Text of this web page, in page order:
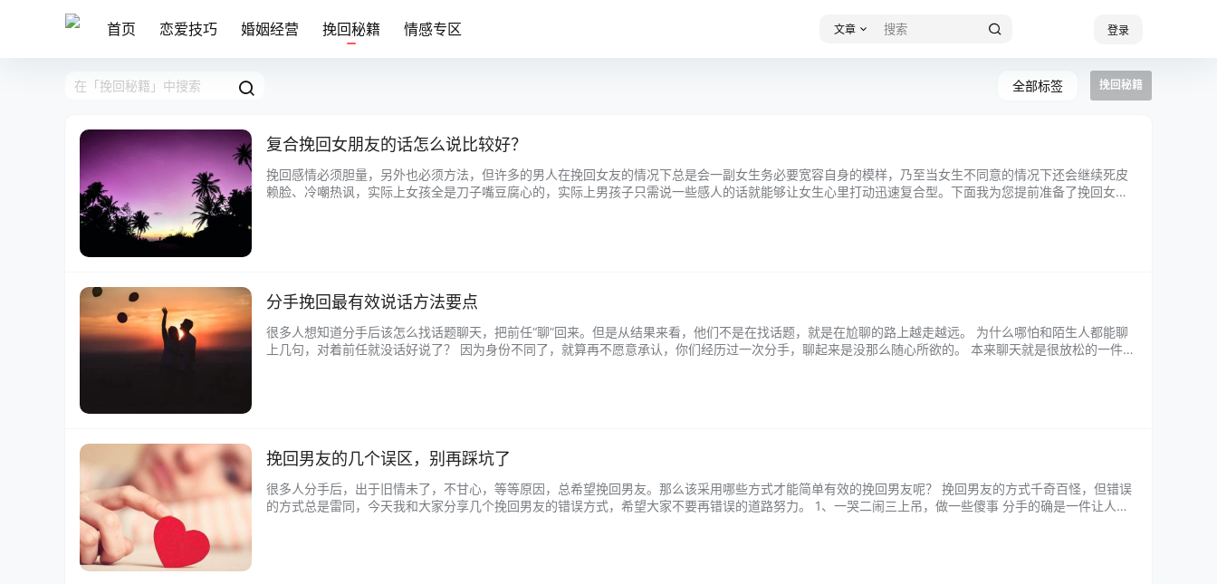
首页 恋爱技巧 婚姻经营 挽回秘籍 情感专区 文章 登录
全部标签 挽回秘籍
复合挽回女朋友的话怎么说比较好？
挽回感情必须胆量，另外也必须方法，但许多的男人在挽回女友的情况下总是会一副女生务必要宽容自身的模样，乃至当女生不同意的情况下还会继续死皮
赖脸、冷嘲热讽，实际上女孩全是刀子嘴豆腐心的，实际上男孩子只需说一些感人的话就能够让女生心里打动迅速复合型。下面我为您提前准备了挽回女友
分手挽回最有效说话方法要点
很多人想知道分手后该怎么找话题聊天，把前任“聊”回来。但是从结果来看，他们不是在找话题，就是在尬聊的路上越走越远。 为什么哪怕和陌生人都能聊
上几句，对着前任就没话好说了？ 因为身份不同了，就算再不愿意承认，你们经历过一次分手，聊起来是没那么随心所欲的。 本来聊天就是很放松的一件
挽回男友的几个误区，别再踩坑了
很多人分手后，出于旧情未了，不甘心，等等原因，总希望挽回男友。那么该采用哪些方式才能简单有效的挽回男友呢？ 挽回男友的方式千奇百怪，但错误
的方式总是雷同，今天我和大家分享几个挽回男友的错误方式，希望大家不要再错误的道路努力。 1、一哭二闹三上吊，做一些傻事 分手的确是一件让人痛